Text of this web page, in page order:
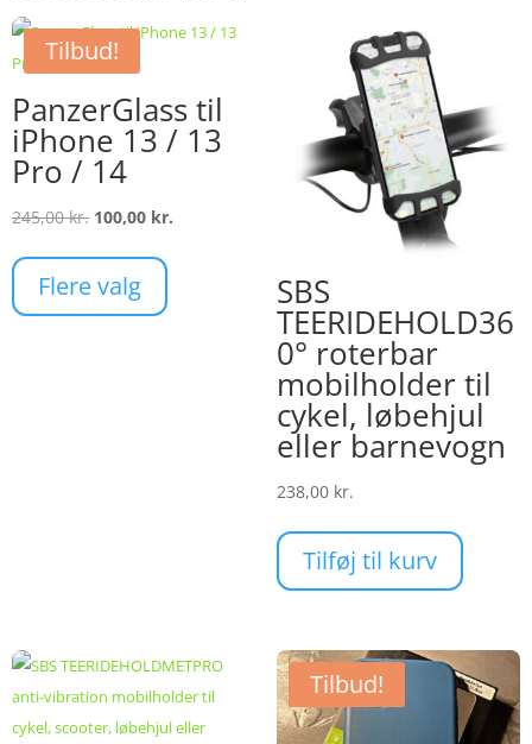
Tilbud!
PanzerGlass til
iPhone 13 / 13
Pro / 14
245,00kr. Den
pris
var:
100,00 kr.
Flere valg SBS
TEERIDEHOLD36
0° roterbar
mobilholder til
cykel, løbehjul
eller barnevogn
238,00 kr.
Tilføj til kurv
Tilbud!